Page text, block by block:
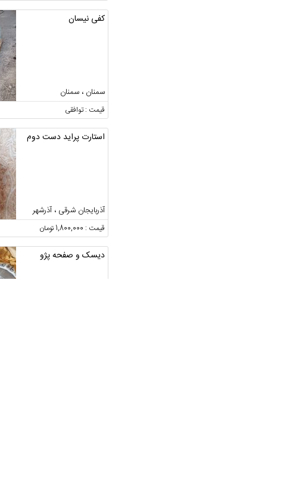
کفی نیسان
سمنان ، سمنان
قیمت : توافقی
استارت پراید دست دوم
آذربایجان شرقی ، آذرشهر
قیمت : 1,800,000 تومان
دیسک و صفحه پژو